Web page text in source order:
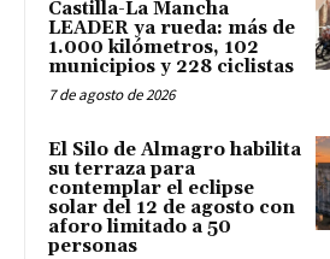
Castilla-La Mancha
LEADER ya rueda: más de
1.000 kilómetros, 102
municipios y 228 ciclistas
7 de agosto de 2026
El Silo de Almagro habilita
su terraza para
contemplar el eclipse
solar del 12 de agosto con
aforo limitado a 50
personas